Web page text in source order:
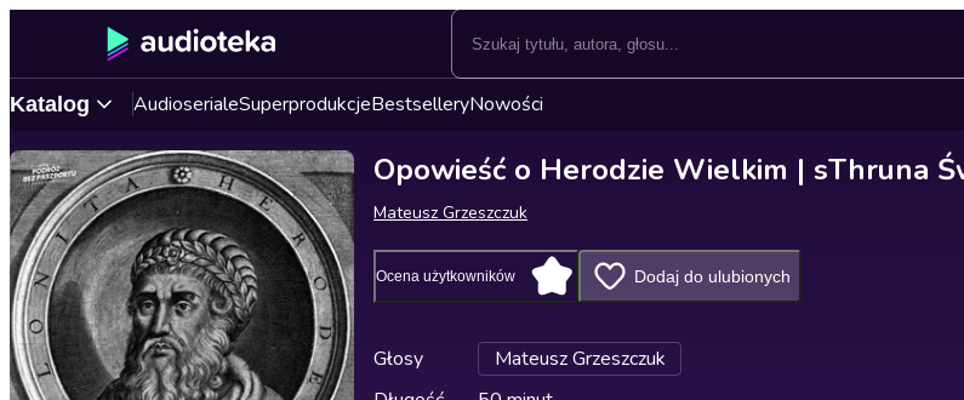
Katalog AudioserialeSuperprodukcjeBestselleryNowości
Opowieść o Herodzie Wielkim | sThruna
Mateusz Grzeszczuk
Ocena użytkowników Dodaj do ulubionych
Głosy
Mateusz Grzeszczuk